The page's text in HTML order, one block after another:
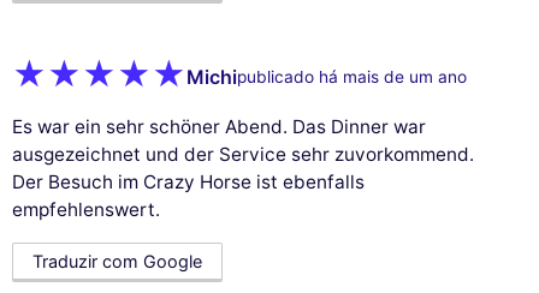
Michipublicado há mais de um ano
Es war ein sehr schöner Abend. Das Dinner war
ausgezeichnet und der Service sehr zuvorkommend.
Der Besuch im Crazy Horse ist ebenfalls
empfehlenswert.
Traduzir com Google